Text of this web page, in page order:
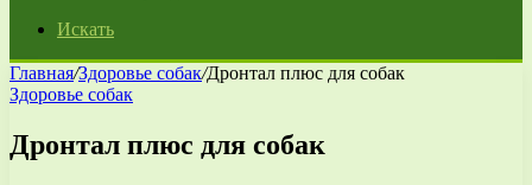
Искать
Главная/Здоровье собак/Дронтал плюс для собак
Здоровье собак
Дронтал плюс для собак